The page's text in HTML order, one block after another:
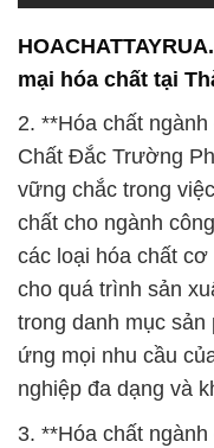
Chất Đắc Trường
vững chắc trong
chất cho ngành
các loại hóa chất cơ
cho quá trình sản
trong danh mục
ứng mọi nhu cầu
nghiệp đa dạng và
3. **Hóa chất
bảo an toàn thực
cuối cùng, Công ty
cấp các hóa chất
cao. Chúng tôi hiểu